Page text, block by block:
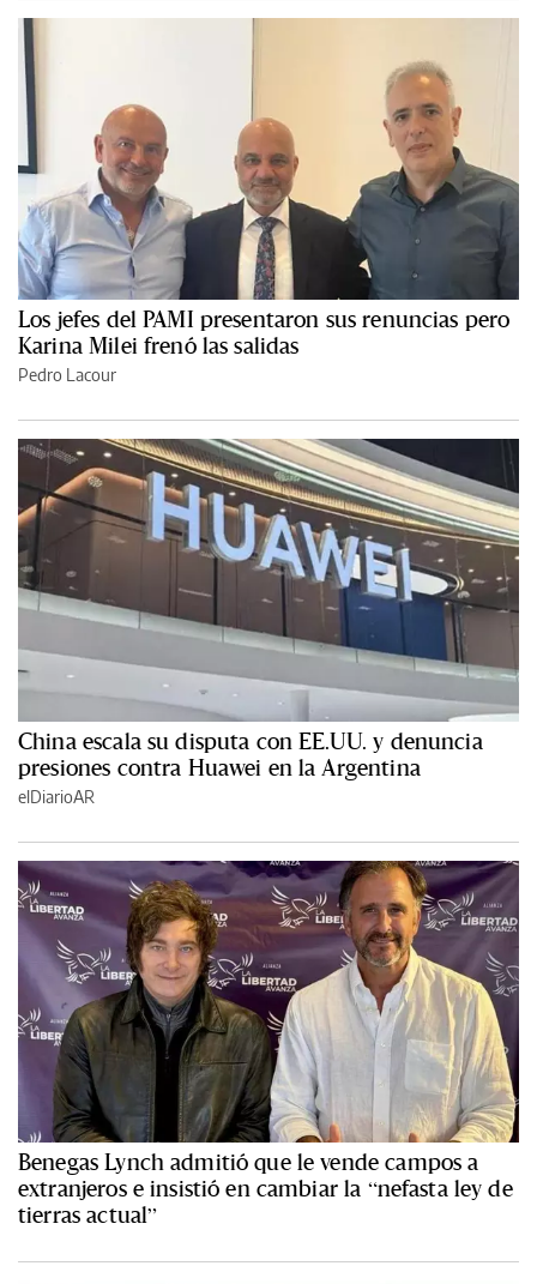
Los jefes del PAMI presentaron sus renuncias pero
Karina Milei frenó las salidas
Pedro Lacour
China escala su disputa con EE.UU. y denuncia
presiones contra Huawei en la Argentina
elDiarioAR
Benegas Lynch admitió que le vende campos a
extranjeros e insistió en cambiar la “nefasta ley de
tierras actual”